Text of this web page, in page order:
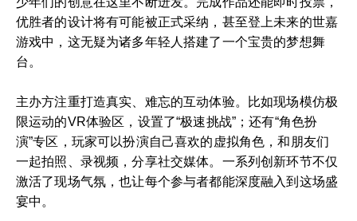
优胜者的设计将有可能被正式采纳，甚至登上未来的世嘉
游戏中，这无疑为诸多年轻人搭建了一个宝贵的梦想舞
台。
主办方注重打造真实、难忘的互动体验。比如现场模仿极
限运动的VR体验区，设置了“极速挑战”；还有“角色扮
演”专区，玩家可以扮演自己喜欢的虚拟角色，和朋友们
一起拍照、录视频，分享社交媒体。一系列创新环节不仅
激活了现场气氛，也让每个参与者都能深度融入到这场盛
宴中。